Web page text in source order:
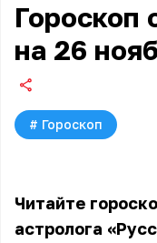
Гороскоп
на 26
# Гороскоп
Читайте
астролога